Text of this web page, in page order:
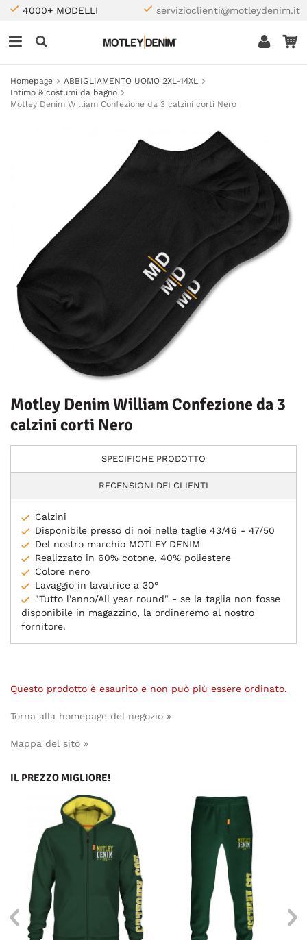
4000+ MODELLI servizioclienti@motleydenim.it
Homepage
ABBIGLIAMENTO UOMO 2XL-14XL
Intimo & costumi da bagno
Motley Denim William Confezione da 3 calzini corti Nero
Motley Denim William Confezione da 3
calzini corti Nero
SPECIFICHE PRODOTTO
RECENSIONI DEI CLIENTI
Calzini
Disponibile presso di noi nelle taglie 43/46 - 47/50
Del nostro marchio MOTLEY DENIM
Realizzato in 60% cotone, 40% poliestere
Colore nero
Lavaggio in lavatrice a 30°
"Tutto l'anno/All year round" - se la taglia non fosse
disponibile in magazzino, la ordineremo al nostro
fornitore.
Questo prodotto è esaurito e non può più essere ordinato.
Torna alla homepage del negozio »
Mappa del sito »
IL PREZZO MIGLIORE!